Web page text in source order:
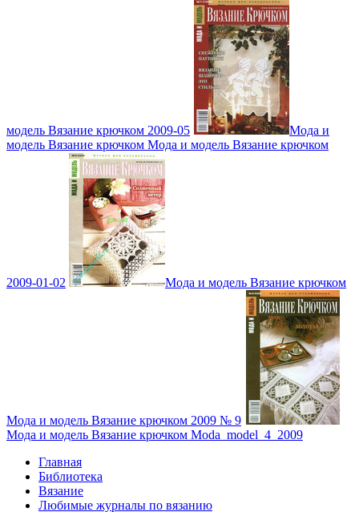
модель Вязание крючком 2009-05
Мода и
модель Вязание крючком Мода и модель Вязание крючком
2009-01-02 Мода и модель Вязание крючком
Мода и модель Вязание крючком 2009 № 9
Мода и модель Вязание крючком Moda_model_4_2009
Главная
Библиотека
Вязание
Любимые журналы по вязанию